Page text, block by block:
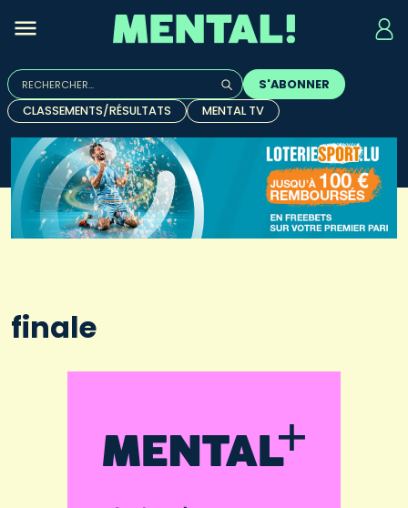
Rechercher :
Quand les résultats de l'auto-complétion sont
S'ABONNER
CLASSEMENTS/RÉSULTATS
MENTAL TV
finale